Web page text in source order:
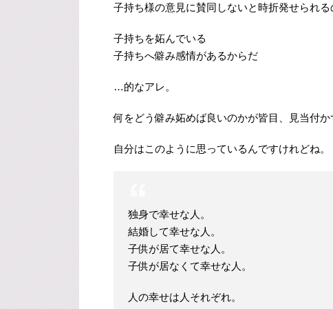
子持ち様の意見に賛同しないと時折発せられる
子持ちを妬んでいる
子持ちへ僻み感情があるからだ
…的なアレ。
何をどう僻み妬めば良いのかが皆目、見当付
自分はこのように思っているんですけれどね。
独身で幸せな人。
結婚して幸せな人。
子供が居て幸せな人。
子供が居なくて幸せな人。
人の幸せは人それぞれ。